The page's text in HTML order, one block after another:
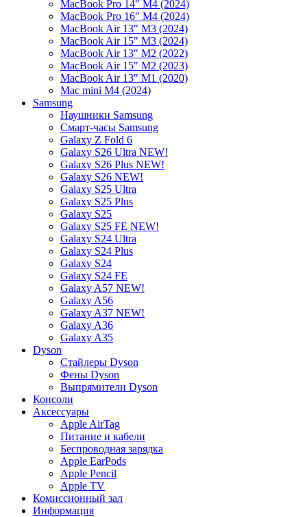
MacBook Pro 14" M4 (2024)
MacBook Pro 16" M4 (2024)
MacBook Air 13" M3 (2024)
MacBook Air 15" M3 (2024)
MacBook Air 13" M2 (2022)
MacBook Air 15" M2 (2023)
MacBook Air 13" M1 (2020)
Mac mini M4 (2024)
Samsung
Наушники Samsung
Смарт-часы Samsung
Galaxy Z Fold 6
Galaxy S26 Ultra NEW!
Galaxy S26 Plus NEW!
Galaxy S26 NEW!
Galaxy S25 Ultra
Galaxy S25 Plus
Galaxy S25
Galaxy S25 FE NEW!
Galaxy S24 Ultra
Galaxy S24 Plus
Galaxy S24
Galaxy S24 FE
Galaxy A57 NEW!
Galaxy A56
Galaxy A37 NEW!
Galaxy A36
Galaxy A35
Dyson
Стайлеры Dyson
Фены Dyson
Выпрямители Dyson
Консоли
Аксессуары
Apple AirTag
Питание и кабели
Беспроводная зарядка
Apple EarPods
Apple Pencil
Apple TV
Комиссионный зал
Информация